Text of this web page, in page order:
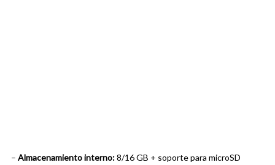
– Almacenamiento interno:8/16 GB + soporte para microSD